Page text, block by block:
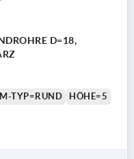
D=18,
TYP=RUND
HÖHE=5